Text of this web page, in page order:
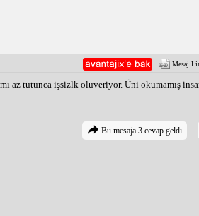
Mesaj
az tutunca işsizlk oluveriyor. Üni okumamış
Bu mesaja 3 cevap geldi